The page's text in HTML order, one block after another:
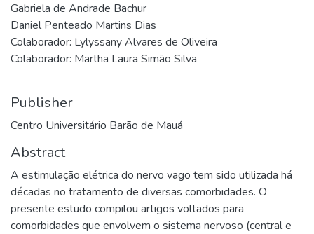
Gabriela de Andrade Bachur
Daniel Penteado Martins Dias
Colaborador: Lylyssany Alvares de Oliveira
Colaborador: Martha Laura Simão Silva
Publisher
Centro Universitário Barão de Mauá
Abstract
A estimulação elétrica do nervo vago tem sido utilizada há
décadas no tratamento de diversas comorbidades. O
presente estudo compilou artigos voltados para
comorbidades que envolvem o sistema nervoso (central e